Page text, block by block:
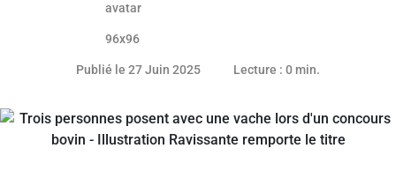
Publié le 27 Juin 202527 juin 2025Lecture : 0 min.